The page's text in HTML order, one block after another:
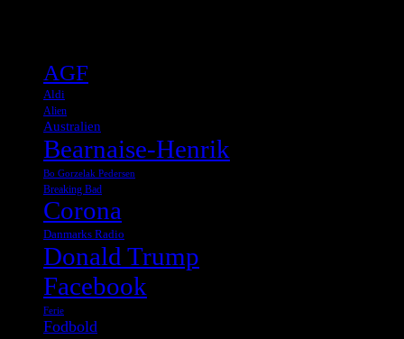
AGF
Aldi
Alien
Australien
Bearnaise-Henrik
Bo Gorzelak Pedersen
Breaking Bad
Corona
Danmarks Radio
Donald Trump
Facebook
Ferie
Fodbold